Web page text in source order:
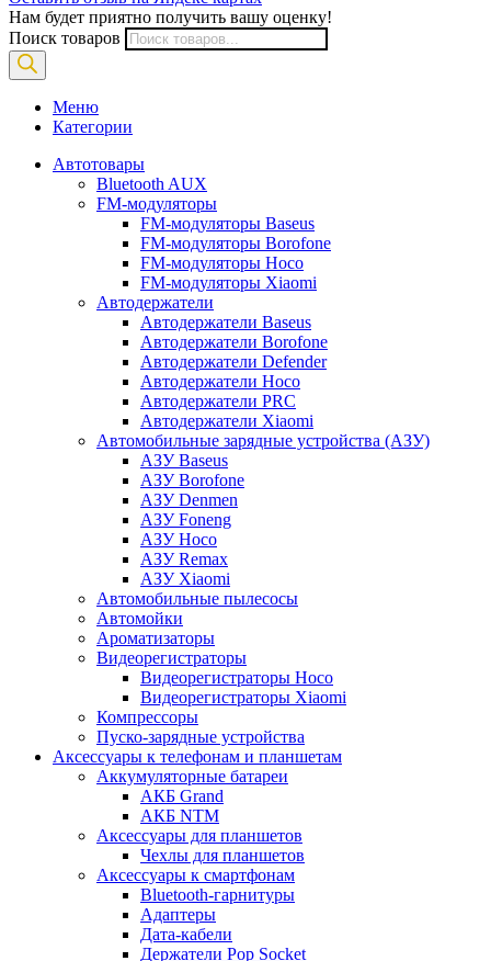
Нам будет приятно получить вашу оценку!
Поиск товаров
Меню
Категории
Автотовары
Bluetooth AUX
FM-модуляторы
FM-модуляторы Baseus
FM-модуляторы Borofone
FM-модуляторы Hoco
FM-модуляторы Xiaomi
Автодержатели
Автодержатели Baseus
Автодержатели Borofone
Автодержатели Defender
Автодержатели Hoco
Автодержатели PRC
Автодержатели Xiaomi
Автомобильные зарядные устройства (АЗУ)
АЗУ Baseus
АЗУ Borofone
АЗУ Denmen
АЗУ Foneng
АЗУ Hoco
АЗУ Remax
АЗУ Xiaomi
Автомобильные пылесосы
Автомойки
Ароматизаторы
Видеорегистраторы
Видеорегистраторы Hoco
Видеорегистраторы Xiaomi
Компрессоры
Пуско-зарядные устройства
Аксессуары к телефонам и планшетам
Аккумуляторные батареи
АКБ Grand
АКБ NTM
Аксессуары для планшетов
Чехлы для планшетов
Аксессуары к смартфонам
Bluetooth-гарнитуры
Адаптеры
Дата-кабели
Держатели Pop Socket